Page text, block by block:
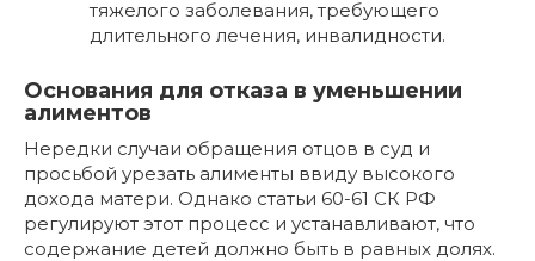
тяжелого заболевания, требующего
длительного лечения, инвалидности.
Основания для отказа в уменьшении
алиментов
Нередки случаи обращения отцов в суд и
просьбой урезать алименты ввиду высокого
дохода матери. Однако статьи 60-61 СК РФ
регулируют этот процесс и устанавливают, что
содержание детей должно быть в равных долях.